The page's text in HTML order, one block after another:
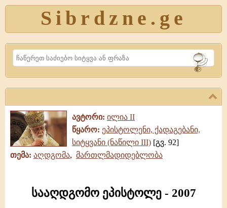
Sibrdzne.ge
Search
ავტორი: ილია II
წყარო: ეპისტოლენი, ქადაგებანი,
სიტყვანი (ნაწილი III) [გვ. 92]
თემა: აღდგომა, მართლმადიდებლობა
სააღდგომო ეპისტოლე - 2007